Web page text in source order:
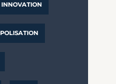
INNOVATION